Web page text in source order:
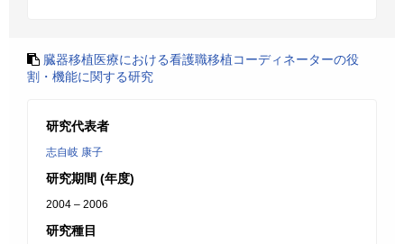
臓器移植医療における看護職移植コーディネーターの役
割・機能に関する研究
研究代表者
志自岐 康子
研究期間 (年度)
2004 – 2006
研究種目